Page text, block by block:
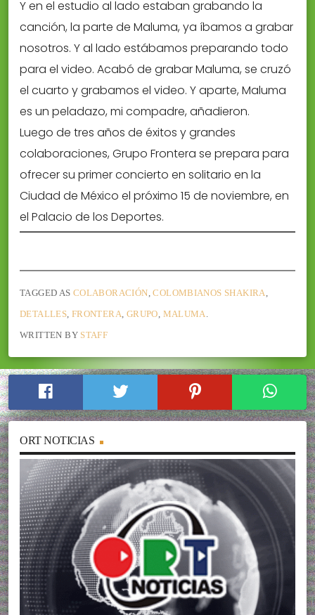
Y en el estudio al lado estaban grabando la
canción, la parte de Maluma, ya íbamos a grabar
nosotros. Y al lado estábamos preparando todo
para el video. Acabó de grabar Maluma, se cruzó
el cuarto y grabamos el video. Y aparte, Maluma
es un peladazo, mi compadre, añadieron.
Luego de tres años de éxitos y grandes
colaboraciones, Grupo Frontera se prepara para
ofrecer su primer concierto en solitario en la
Ciudad de México el próximo 15 de noviembre, en
el Palacio de los Deportes.
TAGGED AS COLABORACIÓN ,COLOMBIANOS SHAKIRA
DETALLES FRONTERA GRUPO MALUMA
WRITTEN BY STAFF
ORT NOTICIAS